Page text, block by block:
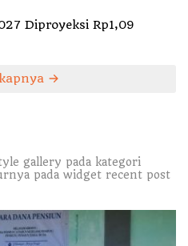
Diproyeksi Rp1,09
gallery pada kategori
pada widget recent post